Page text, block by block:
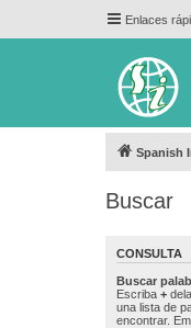
Enlaces
Spanish
Buscar
CONSULTA
Buscar
Escriba +
una lista de
encontrar.